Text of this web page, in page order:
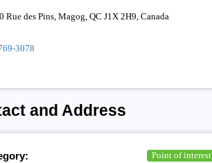
Rue des Pins, Magog, QC J1X 2H9, Canada
3078
and Address
Point of interest